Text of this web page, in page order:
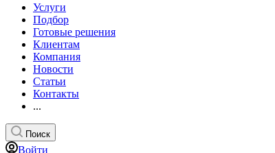
Услуги
Подбор
Готовые решения
Клиентам
Компания
Новости
Статьи
Контакты
...
Поиск
Войти